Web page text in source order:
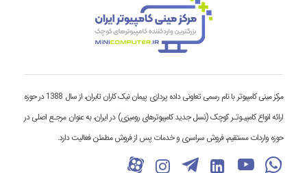
مرکز مینی کامپیوتر با نام رسمی تعاونی داده پردازی پیمان نیک کاران تابران، از سال 1388 در حوزه
ارائه انواع کامپیـوتـر کوچک (نسل جدید کامپیوترهای رومیزی) در ایران، به عنوان مرجـع اصلی در
حوزه واردات مستقیم، فروش سراسری و خدمات پس از فروش مطمئن فعالیت دارد.